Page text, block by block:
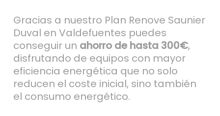
Gracias a nuestro Plan Renove Saunier
Duval en Valdefuentes puedes
conseguir un ahorro de hasta 300€,
disfrutando de equipos con mayor
eficiencia energética que no solo
reducen el coste inicial, sino también
el consumo energético.